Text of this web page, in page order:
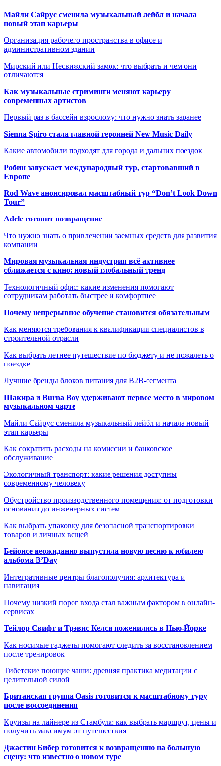
Майли Сайрус сменила музыкальный лейбл и начала
новый этап карьеры
Организация рабочего пространства в офисе и
административном здании
Мирский или Несвижский замок: что выбрать и чем они
отличаются
Как музыкальные стриминги меняют карьеру
современных артистов
Первый раз в бассейн взрослому: что нужно знать заранее
Sienna Spiro стала главной героиней New Music Daily
Какие автомобили подходят для города и дальних поездок
Робин запускает международный тур, стартовавший в
Европе
Rod Wave анонсировал масштабный тур “Don’t Look Down
Tour”
Adele готовит возвращение
Что нужно знать о привлечении заемных средств для развития
компании
Мировая музыкальная индустрия всё активнее
сближается с кино: новый глобальный тренд
Технологичный офис: какие изменения помогают
сотрудникам работать быстрее и комфортнее
Почему непрерывное обучение становится обязательным
Как меняются требования к квалификации специалистов в
строительной отрасли
Как выбрать летнее путешествие по бюджету и не пожалеть о
поездке
Лучшие бренды блоков питания для B2B-сегмента
Шакира и Burna Boy удерживают первое место в мировом
музыкальном чарте
Майли Сайрус сменила музыкальный лейбл и начала новый
этап карьеры
Как сократить расходы на комиссии и банковское
обслуживание
Экологичный транспорт: какие решения доступны
современному человеку
Обустройство производственного помещения: от подготовки
основания до инженерных систем
Как выбрать упаковку для безопасной транспортировки
товаров и личных вещей
Бейонсе неожиданно выпустила новую песню к юбилею
альбома B’Day
Интегративные центры благополучия: архитектура и
навигация
Почему низкий порог входа стал важным фактором в онлайн-
сервисах
Тейлор Свифт и Трэвис Келси поженились в Нью-Йорке
Как носимые гаджеты помогают следить за восстановлением
после тренировок
Тибетские поющие чаши: древняя практика медитации с
целительной силой
Британская группа Oasis готовится к масштабному туру
после воссоединения
Круизы на лайнере из Стамбула: как выбрать маршрут, цены и
получить максимум от путешествия
Джастин Бибер готовится к возвращению на большую
сцену: что известно о новом туре